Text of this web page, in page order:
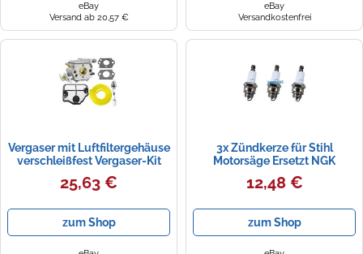
eBay
Versand ab 20,57 €
eBay
Versandkostenfrei
Vergaser mit Luftfiltergehäuse
verschleißfest Vergaser-Kit
mit Zündkerze
25,63 €
zum Shop
3x Zündkerze für Stihl
Motorsäge Ersetzt NGK
BPMR7A Dolmar 965603021
Bosch WSR6F
12,48 €
zum Shop